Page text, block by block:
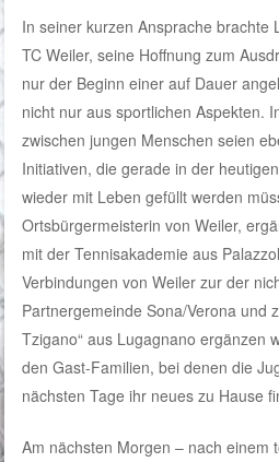
In seiner kurzen Ansprache brachte
TC Weiler, seine Hoffnung zum
nur der Beginn einer auf Dauer
nicht nur aus sportlichen Aspekten.
zwischen jungen Menschen seien
Initiativen, die gerade in der
wieder mit Leben gefüllt werden
Ortsbürgermeisterin von Weiler,
mit der Tennisakademie aus
Verbindungen von Weiler zur der
Partnergemeinde Sona/Verona und
Tzigano“ aus Lugagnano ergänzen
den Gast-Familien, bei denen die
nächsten Tage ihr neues zu Hause
Am nächsten Morgen – nach einem